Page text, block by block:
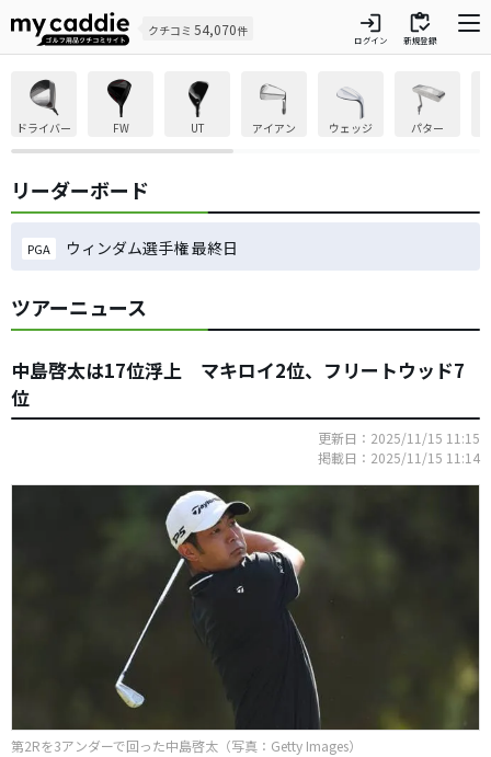
クチコミ 54,070件 login
ログイン
inventory
新規登録
ドライバー FW UT アイアン ウェッジ パター
リーダーボード
PGA ウィンダム選手権 最終日
ツアーニュース
中島啓太は17位浮上 マキロイ2位、フリートウッド7
位
更新日：2025/11/15 11:15
掲載日：2025/11/15 11:14
第2Rを3アンダーで回った中島啓太（写真：Getty Images）